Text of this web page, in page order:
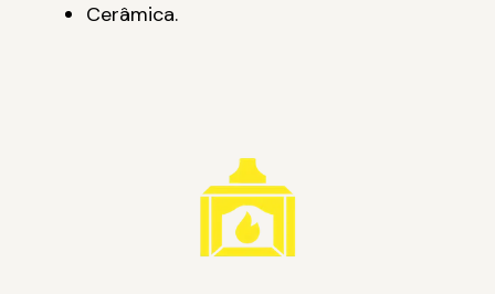
Cerâmica.